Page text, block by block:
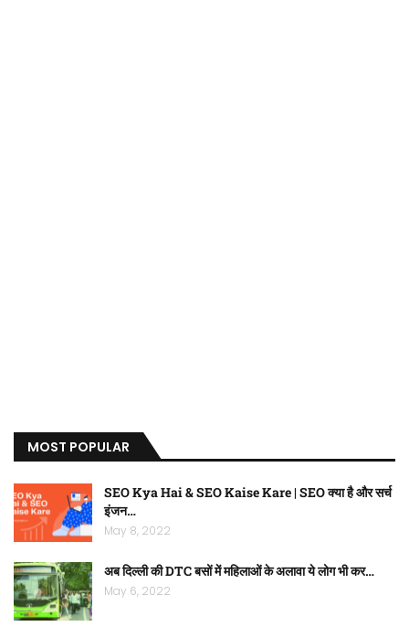
MOST POPULAR
SEO Kya Hai & SEO Kaise Kare | SEO क्या है और सर्च
इंजन…
May 8, 2022
अब दिल्ली की DTC बसों में महिलाओं के अलावा ये लोग भी कर…
May 6, 2022